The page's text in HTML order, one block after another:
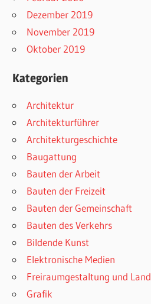
Dezember 2019
November 2019
Oktober 2019
Kategorien
Architektur
Architekturführer
Architekturgeschichte
Baugattung
Bauten der Arbeit
Bauten der Freizeit
Bauten der Gemeinschaft
Bauten des Verkehrs
Bildende Kunst
Elektronische Medien
Freiraumgestaltung und
Grafik